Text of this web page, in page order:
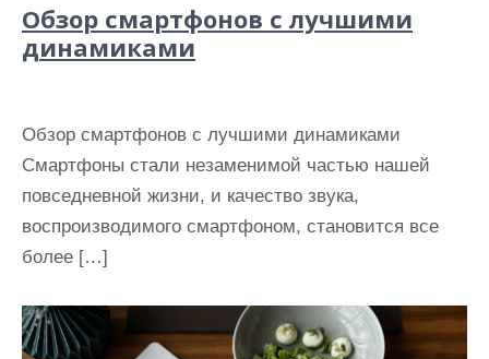
Обзор смартфонов с лучшими
динамиками
Обзор смартфонов с лучшими динамиками
Смартфоны стали незаменимой частью нашей
повседневной жизни, и качество звука,
воспроизводимого смартфоном, становится все
более […]